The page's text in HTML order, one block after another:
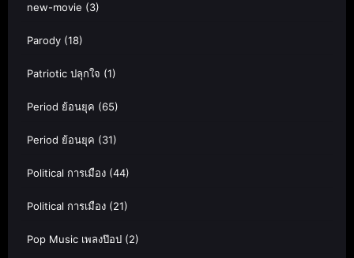
new-movie (3)
Parody (18)
Patriotic ปลุกใจ (1)
Period ย้อนยุค (65)
Period ย้อนยุค (31)
Political การเมือง (44)
Political การเมือง (21)
Pop Music เพลงป๊อป (2)